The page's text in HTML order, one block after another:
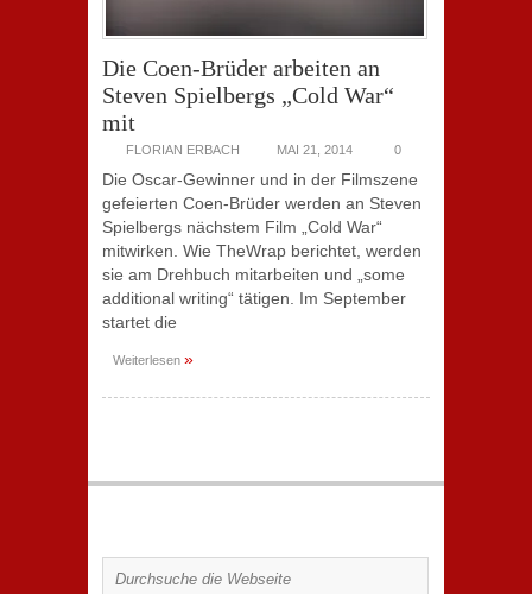
Die Coen-Brüder arbeiten an
Steven Spielbergs „Cold War“
mit
FLORIAN ERBACH MAI 21, 2014 0
Die Oscar-Gewinner und in der Filmszene
gefeierten Coen-Brüder werden an Steven
Spielbergs nächstem Film „Cold War“
mitwirken. Wie TheWrap berichtet, werden
sie am Drehbuch mitarbeiten und „some
additional writing“ tätigen. Im September
startet die
Weiterlesen »